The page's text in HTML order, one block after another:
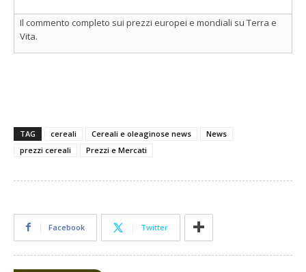
Il commento completo sui prezzi europei e mondiali su Terra e
Vita.
TAG cereali Cereali e oleaginose news
News
prezzi cereali
Prezzi e Mercati
Facebook Twitter